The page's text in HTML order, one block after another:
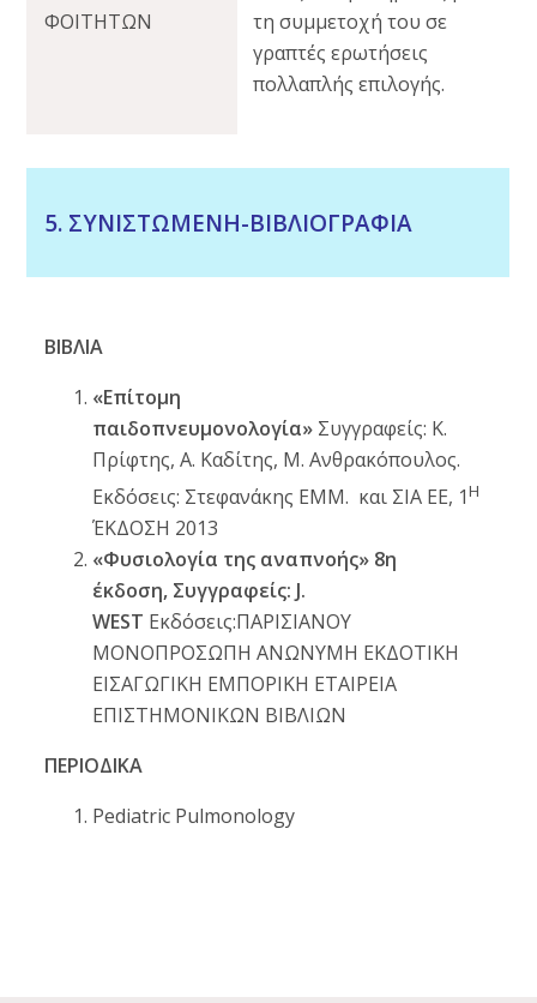
ΦΟΙΤΗΤΩΝ
τη συμμετοχή του σε
γραπτές ερωτήσεις
πολλαπλής επιλογής.
5. ΣΥΝΙΣΤΩΜΕΝΗ-ΒΙΒΛΙΟΓΡΑΦΙΑ
ΒΙΒΛΙΑ
«Επίτομη
παιδοπνευμονολογία» Συγγραφείς: Κ.
Πρίφτης, Α. Καδίτης, Μ. Ανθρακόπουλος.
Εκδόσεις: Στεφανάκης ΕΜΜ. και ΣΙΑ ΕΕ, 1Η
ΈΚΔΟΣΗ 2013
«Φυσιολογία της αναπνοής» 8η
έκδοση, Συγγραφείς: J.
WEST Εκδόσεις:ΠΑΡΙΣΙΑΝΟΥ
ΜΟΝΟΠΡΟΣΩΠΗ ΑΝΩΝΥΜΗ ΕΚΔΟΤΙΚΗ
ΕΙΣΑΓΩΓΙΚΗ ΕΜΠΟΡΙΚΗ ΕΤΑΙΡΕΙΑ
ΕΠΙΣΤΗΜΟΝΙΚΩΝ ΒΙΒΛΙΩΝ
ΠΕΡΙΟΔΙΚΑ
Pediatric Pulmonology